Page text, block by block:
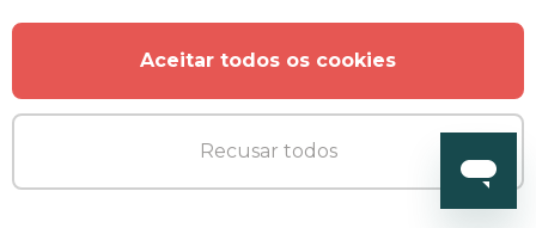
Aceitar todos os cookies
Recusar todos